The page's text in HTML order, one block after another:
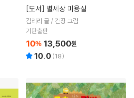
[도서] 별세상 미용실
김리리 글 / 간장 그림
기탄출판
10% 13,500원
10.0 (18)